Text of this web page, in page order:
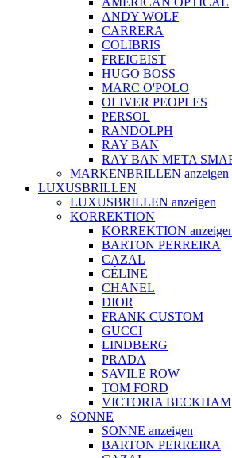
ANDY WOLF
CARRERA
COLIBRIS
FREIGEIST
HUGO BOSS
MARC O'POLO
OLIVER PEOPLES
PERSOL
RANDOLPH
RAY BAN
RAY BAN META
MARKENBRILLEN anzeigen
LUXUSBRILLEN
LUXUSBRILLEN anzeigen
KORREKTION
KORREKTION
BARTON PERREIRA
CAZAL
CÉLINE
CHANEL
DIOR
FRANK CUSTOM
GUCCI
LINDBERG
PRADA
SAVILE ROW
TOM FORD
VICTORIA BECKHAM
SONNE
SONNE anzeigen
BARTON PERREIRA